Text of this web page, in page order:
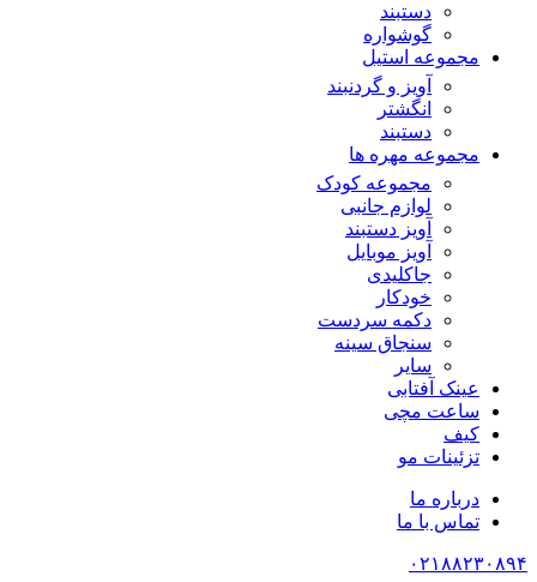
دستبند
گوشواره
مجموعه استیل
آویز و گردنبند
انگشتر
دستبند
مجموعه مهره ها
مجموعه کودک
لوازم جانبی
آویز دستبند
آویز موبایل
جاکلیدی
خودکار
دکمه سردست
سنجاق سینه
سایر
عینک آفتابی
ساعت مچی
کیف
تزئینات مو
درباره ما
تماس با ما
۰۲۱۸۸۲۳۰۸۹۴